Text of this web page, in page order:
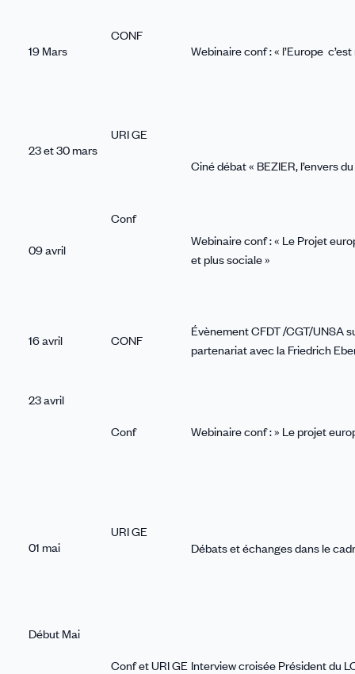
19 Mars
CONF
Webinaire conf : « l’Europe
23 et 30 mars
URI GE
Ciné débat « BEZIER, l’envers
09 avril
Conf
Webinaire conf : « Le Projet
et plus sociale »
16 avril CONF
Évènement CFDT /CGT/UNSA
partenariat avec la Friedrich
23 avril
Conf
Webinaire conf : » Le projet
01 mai
URI GE
Débats et échanges dans le
Début Mai
Conf et URI GE Interview croisée Président du